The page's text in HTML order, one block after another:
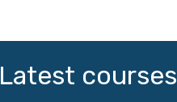
Latest courses